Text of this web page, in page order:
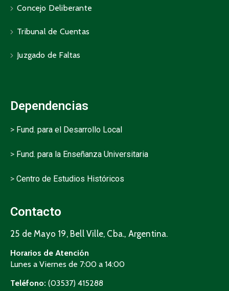
Concejo Deliberante
Tribunal de Cuentas
Juzgado de Faltas
Dependencias
> Fund. para el Desarrollo Local
> Fund. para la Enseñanza Universitaria
> Centro de Estudios Históricos
Contacto
25 de Mayo 19, Bell Ville, Cba., Argentina.
Horarios de Atención
Lunes a Viernes de 7:00 a 14:00
Teléfono: (03537) 415288